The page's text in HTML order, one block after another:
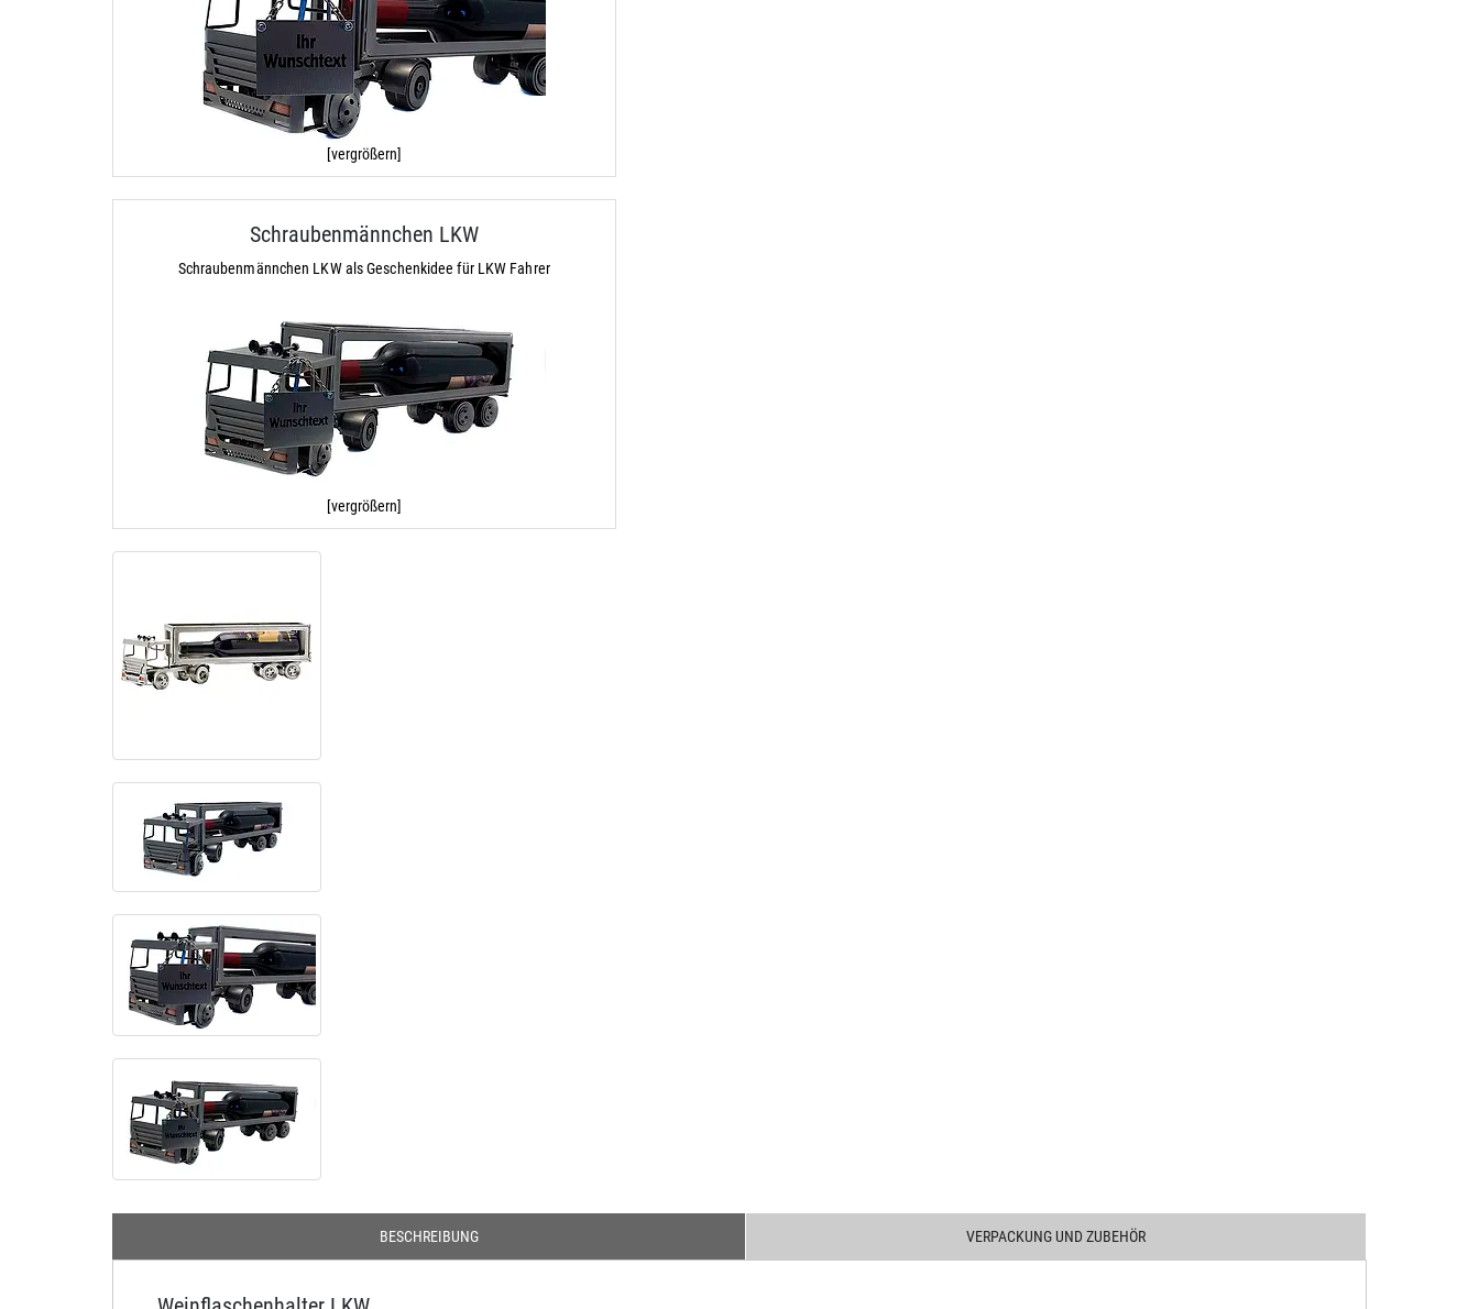
[vergrößern]
Schraubenmännchen LKW
Schraubenmännchen LKW als Geschenkidee für LKW Fahrer
[vergrößern]
BESCHREIBUNG VERPACKUNG UND ZUBEHÖR